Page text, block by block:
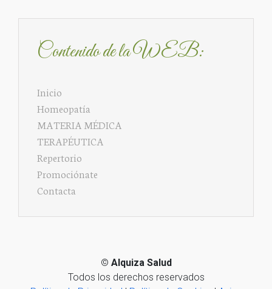
Contenido de la WEB:
Inicio
Homeopatía
MATERIA MÉDICA
TERAPÉUTICA
Repertorio
Promociónate
Contacta
© Alquiza Salud
Todos los derechos reservados